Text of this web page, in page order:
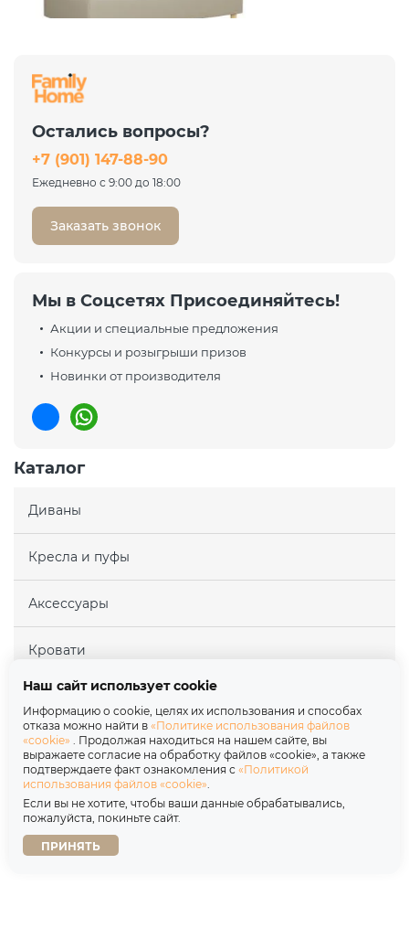
Скамья Рикке R6 Camaro 03
23 911 ₽ 31 881 ₽
Остались вопросы?
+7 (901) 147-88-90
Ежедневно с 9:00 до 18:00
Заказать звонок
Мы в Соцсетях Присоединяйтесь!
Акции и специальные предложения
Конкурсы и розыгрыши призов
Новинки от производителя
Каталог
Диваны
Кресла и пуфы
Аксессуары
Кровати
Покупателям
Партнерам
О нас
Наш сайт использует cookie
Информацию о cookie, целях их использования и способах
отказа можно найти в «Политике использования файлов
«cookie» . Продолжая находиться на нашем сайте, вы
выражаете согласие на обработку файлов «cookie», а также
подтверждаете факт ознакомления с «Политикой
использования файлов «cookie».
Если вы не хотите, чтобы ваши данные обрабатывались,
пожалуйста, покиньте сайт.
ПРИНЯТЬ